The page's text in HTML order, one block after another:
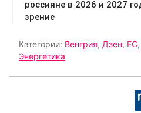
Категории: Венгрия, Дзен, ЕС,
Энергетика